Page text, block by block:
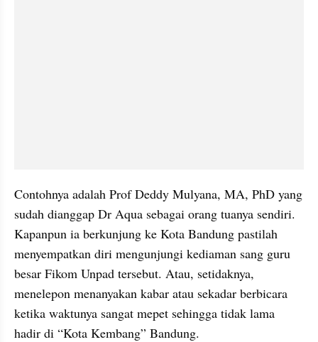
Contohnya adalah Prof Deddy Mulyana, MA, PhD yang
sudah dianggap Dr Aqua sebagai orang tuanya sendiri.
Kapanpun ia berkunjung ke Kota Bandung pastilah
menyempatkan diri mengunjungi kediaman sang guru
besar Fikom Unpad tersebut. Atau, setidaknya,
menelepon menanyakan kabar atau sekadar berbicara
ketika waktunya sangat mepet sehingga tidak lama
hadir di “Kota Kembang” Bandung.